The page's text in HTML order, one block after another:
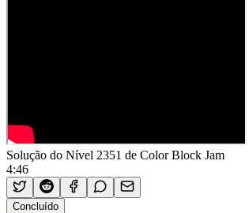
Solução do Nível 2351 de Color Block Jam
4:46
Concluído